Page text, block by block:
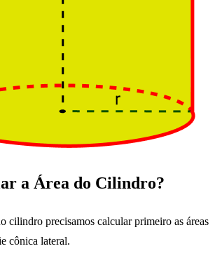
a Área do Cilindro?
cilindro precisamos calcular primeiro as áreas
cônica lateral.